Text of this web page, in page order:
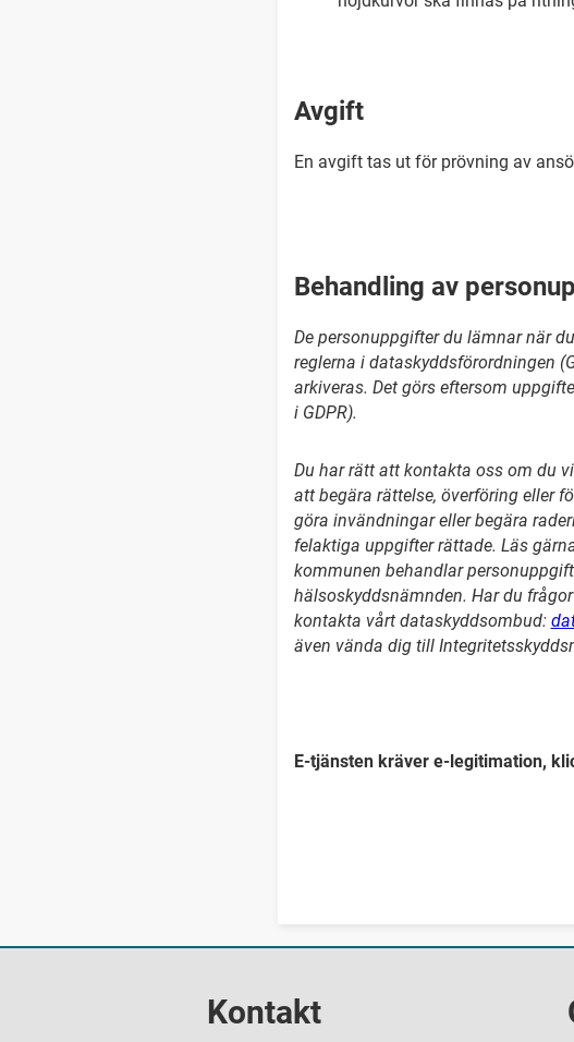
Avgift
En avgift tas ut för prövning av
Behandling av
De personuppgifter du lämnar när
reglerna i dataskyddsförordningen
arkiveras. Det görs eftersom
i GDPR).
Du har rätt att kontakta oss om du
att begära rättelse, överföring eller
göra invändningar eller begära
felaktiga uppgifter rättade. Läs
kommunen behandlar
hälsoskyddsnämnden. Har du
kontakta vårt dataskyddsombud:
även vända dig till
E-tjänsten kräver e-legitimation,
Kontakt